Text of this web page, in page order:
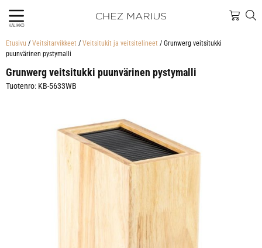
VALIKKO
Etusivu / Veitsitarvikkeet / Veitsitukit ja veitsitelineet / Grunwerg veitsitukki
puunvärinen pystymalli
Grunwerg veitsitukki puunvärinen pystymalli
Tuotenro: KB-5633WB